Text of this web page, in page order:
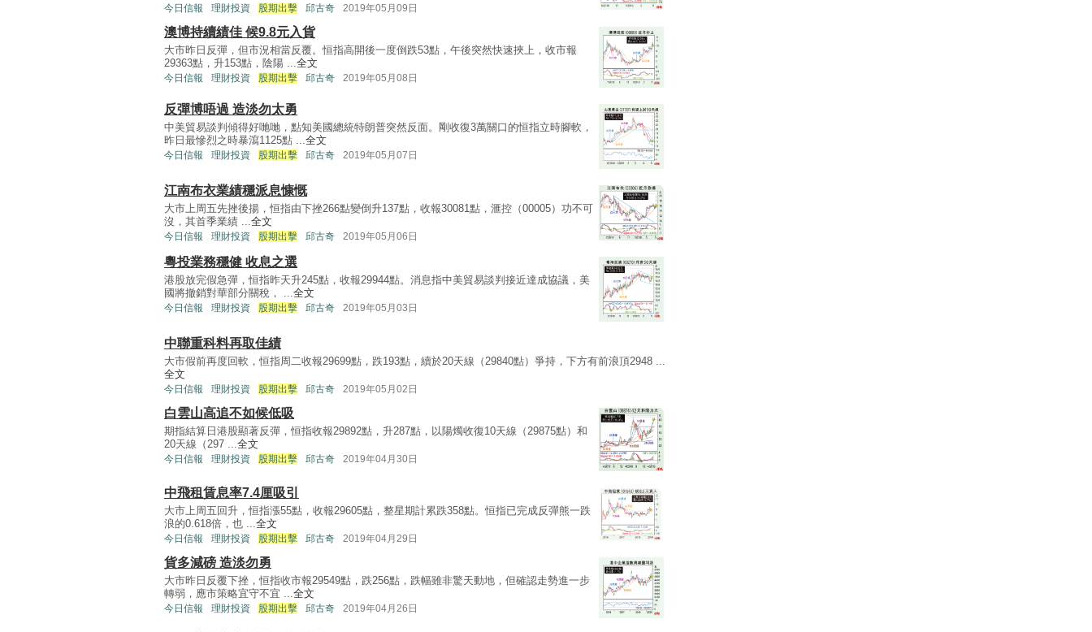
今日信報 理財投資 股期出擊 邱古奇 2019年05月09日
澳博持續績佳 候9.8元入貨
大市昨日反彈，但市況相當反覆。恒指高開後一度倒跌53點，午後突然快速挾上，收市報
29363點，升153點，陰陽 ... 全文
今日信報 理財投資 股期出擊 邱古奇 2019年05月08日
反彈博唔過 造淡勿太勇
中美貿易談判傾得好哋哋，點知美國總統特朗普突然反面。剛收復3萬關口的恒指立時腳軟，
昨日最慘烈之時暴瀉1125點 ... 全文
今日信報 理財投資 股期出擊 邱古奇 2019年05月07日
江南布衣業績穩派息慷慨
大市上周五先挫後揚，恒指由下挫266點變倒升137點，收報30081點，滙控（00005）功不可
沒，其首季業績 ... 全文
今日信報 理財投資 股期出擊 邱古奇 2019年05月06日
粵投業務穩健 收息之選
港股放完假急彈，恒指昨天升245點，收報29944點。消息指中美貿易談判接近達成協議，美
國將撤銷對華部分關稅， ...全文
今日信報 理財投資 股期出擊 邱古奇 2019年05月03日
中聯重科料再取佳績
大市假前再度回軟，恒指周二收報29699點，跌193點，續於20天線（29840點）爭持，下方有前浪頂2948 ...
全文
今日信報 理財投資 股期出擊 邱古奇 2019年05月02日
白雲山高追不如候低吸
期指結算日港股顯著反彈，恒指收報29892點，升287點，以陽燭收復10天線（29875點）和
20天線（297 ...全文
今日信報 理財投資 股期出擊 邱古奇 2019年04月30日
中飛租賃息率7.4厘吸引
大市上周五回升，恒指漲55點，收報29605點，整星期計累跌358點。恒指已完成反彈熊一跌
浪的0.618倍，也 ... 全文
今日信報 理財投資 股期出擊 邱古奇 2019年04月29日
貨多減磅 造淡勿勇
大市昨日反覆下挫，恒指收市報29549點，跌256點，跌幅雖非驚天動地，但確認走勢進一步
轉弱，應市策略宜守不宜 ...全文
今日信報 理財投資 股期出擊 邱古奇 2019年04月26日